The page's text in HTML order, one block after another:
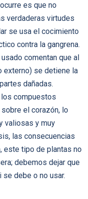
es que no
verdaderas virtudes
se usa el cocimiento
contra la gangrena.
comentan que al
externo) se detiene la
dañadas.
compuestos
el corazón, lo
valiosas y muy
las consecuencias
este tipo de plantas no
debemos dejar que
debe o no usar.